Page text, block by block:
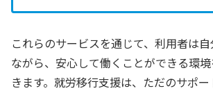
これらのサービスを通じて、利用者は
ながら、安心して働くことができる環
きます。就労移行支援は、ただのサポ